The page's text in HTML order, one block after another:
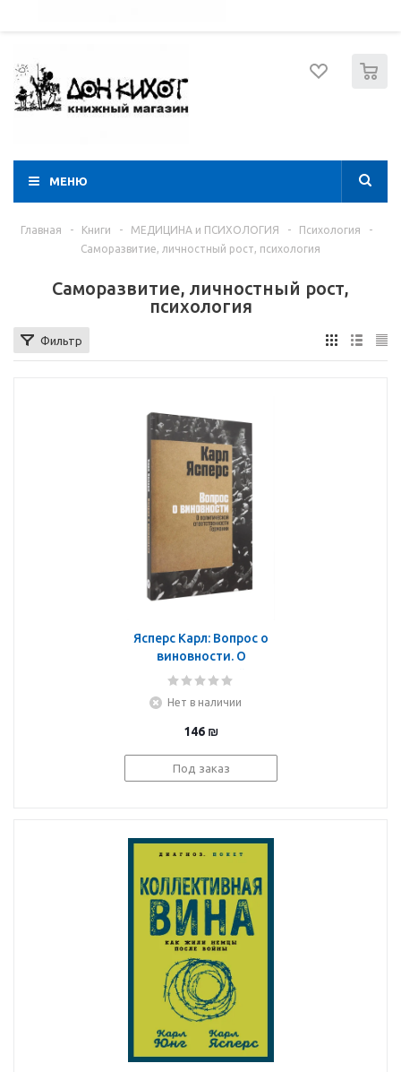
МЕНЮ
Главная - Книги - МЕДИЦИНА и ПСИХОЛОГИЯ - Психология
-
Саморазвитие, личностный рост, психология
Саморазвитие, личностный рост,
психология
Фильтр
Ясперс Карл: Вопрос о
виновности. О
политической
Германии
Нет в наличии
146 ₪
Под заказ